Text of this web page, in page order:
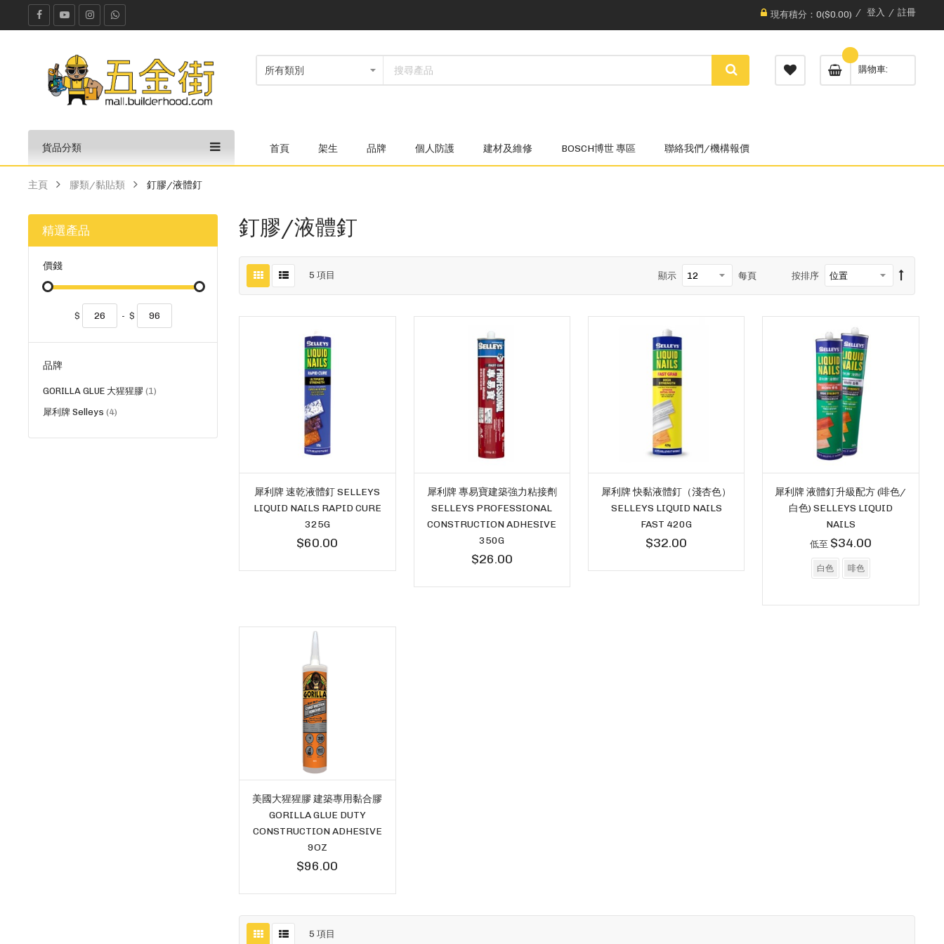
現有積分：0($0.00) 登入 註冊
購物車
貨品分類 首頁 架生 品牌 個人防護 建材及維修 BOSCH博世 專區 聯絡我們/機構報價
主頁 膠類/黏貼類 釘膠/液體釘
釘膠/液體釘
5 項目 按排序
顯示 每頁
犀利牌 速乾液體釘 SELLEYS
LIQUID NAILS RAPID CURE
325G
$60.00
犀利牌 專易寶建築強力粘接劑
SELLEYS PROFESSIONAL
CONSTRUCTION ADHESIVE
350G
$26.00
犀利牌 快黏液體釘（淺杏色）
SELLEYS LIQUID NAILS
FAST 420G
$32.00
犀利牌 液體釘升級配方 (啡色/
白色) SELLEYS LIQUID
NAILS
低至 $34.00
白色 啡色
美國大猩猩膠 建築專用黏合膠
GORILLA GLUE DUTY
CONSTRUCTION ADHESIVE
9OZ
$96.00
5 項目
精選產品
價錢
$ - $
品牌
GORILLA GLUE 大猩猩膠 1貨
犀利牌 Selleys 4貨